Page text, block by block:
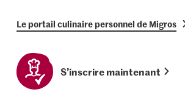
Le portail culinaire personnel de Migros
S’inscrire maintenant